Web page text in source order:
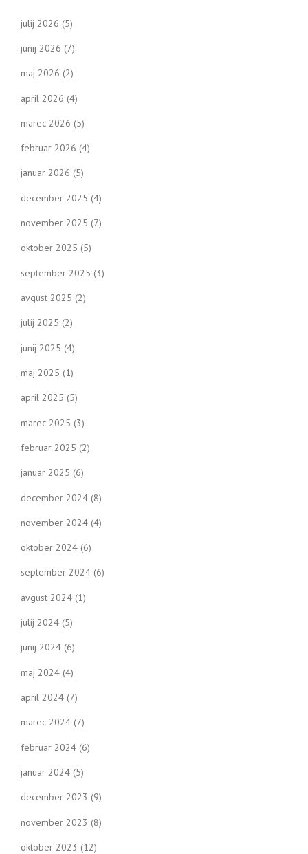
julij 2026 (5)
junij 2026 (7)
maj 2026 (2)
april 2026 (4)
marec 2026 (5)
februar 2026 (4)
januar 2026 (5)
december 2025 (4)
november 2025 (7)
oktober 2025 (5)
september 2025 (3)
avgust 2025 (2)
julij 2025 (2)
junij 2025 (4)
maj 2025 (1)
april 2025 (5)
marec 2025 (3)
februar 2025 (2)
januar 2025 (6)
december 2024 (8)
november 2024 (4)
oktober 2024 (6)
september 2024 (6)
avgust 2024 (1)
julij 2024 (5)
junij 2024 (6)
maj 2024 (4)
april 2024 (7)
marec 2024 (7)
februar 2024 (6)
januar 2024 (5)
december 2023 (9)
november 2023 (8)
oktober 2023 (12)